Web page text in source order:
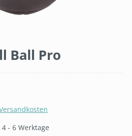
Ball Pro
- 6 Werktage